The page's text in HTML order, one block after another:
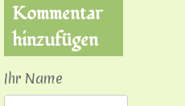
Kommentar
hinzufügen
Ihr Name